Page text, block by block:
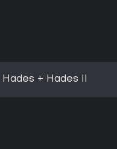
Hades + Hades II